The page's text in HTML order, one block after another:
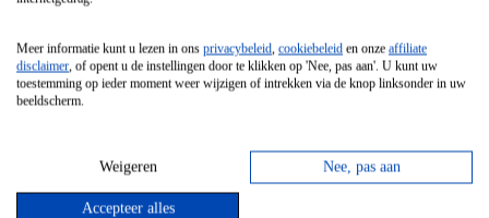
Vrijstaande Magnetron
Vrijstaande Kookplaat
Inbouw Gaskookplaat
Inbouw Keramische Kookplaat
Meer informatie kunt u lezen in ons privacybeleid, cookiebeleid en onze affiliate
disclaimer, of opent u de instellingen door te klikken op 'Nee, pas aan'. U kunt uw
toestemming op ieder moment weer wijzigen of intrekken via de knop linksonder in uw
beeldscherm.
Weigeren Nee, pas aan
Accepteer alles